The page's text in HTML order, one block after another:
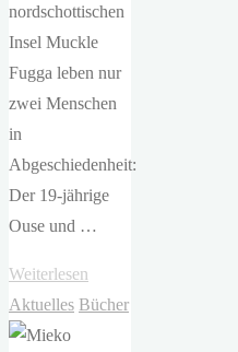
nordschottischen
Insel Muckle
Fugga leben nur
zwei Menschen
in
Abgeschiedenheit:
Der 19-jährige
Ouse und …
Weiterlesen
Pedersen
Aktuelles Bücher